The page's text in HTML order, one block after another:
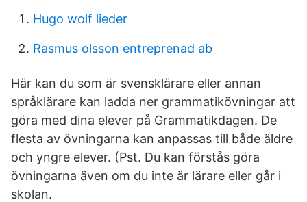
Hugo wolf lieder
Rasmus olsson entreprenad ab
Här kan du som är svensklärare eller annan
språklärare kan ladda ner grammatikövningar att
göra med dina elever på Grammatikdagen. De
flesta av övningarna kan anpassas till både äldre
och yngre elever. (Pst. Du kan förstås göra
övningarna även om du inte är lärare eller går i
skolan.